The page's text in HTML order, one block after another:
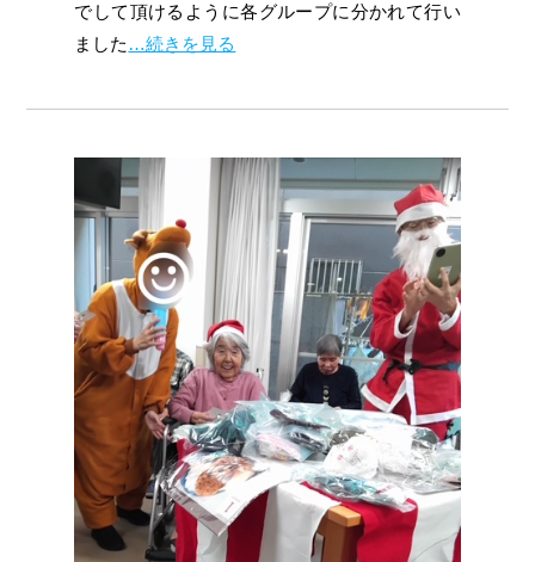
でして頂けるように各グループに分かれて行い
ました …続きを見る